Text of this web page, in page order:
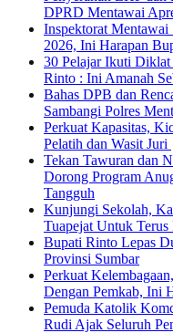
DPRD Mentawai
Inspektorat Mentawai
2026, Ini Harapan
30 Pelajar Ikuti Diklat
Rinto : Ini Amanah
Bahas DPB dan
Sambangi Polres
Perkuat Kapasitas,
Pelatih dan Wasit Juri
Tekan Tawuran dan
Dorong Program
Tangguh
Kunjungi Sekolah,
Tuapejat Untuk Terus
Bupati Rinto Lepas
Provinsi Sumbar
Perkuat
Dengan Pemkab, Ini
Pemuda Katolik
Rudi Ajak Seluruh